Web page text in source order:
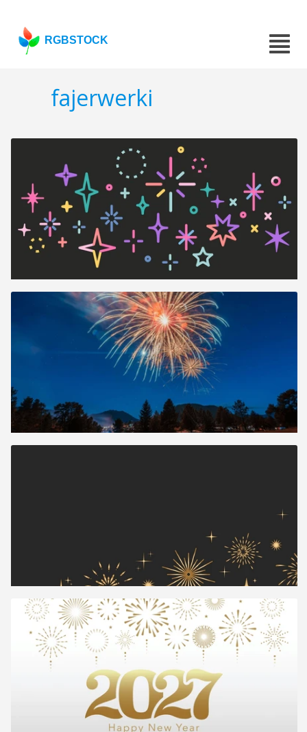
RGBSTOCK
fajerwerki